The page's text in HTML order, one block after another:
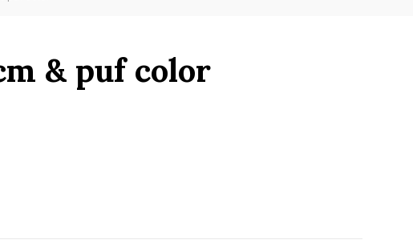
& puf color